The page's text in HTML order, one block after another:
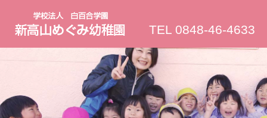
新
高
山
TEL 0848-46-4633